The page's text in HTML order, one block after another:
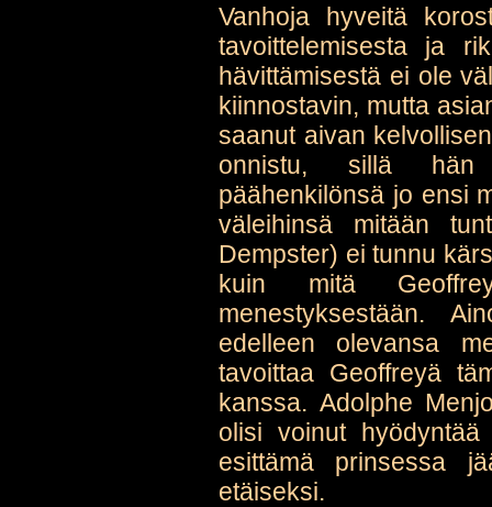
Vanhoja hyveitä
tavoittelemisesta ja
hävittämisestä ei ole
kiinnostavin, mutta
saanut aivan
onnistu, sillä hän
päähenkilönsä jo ensi
väleihinsä mitään
Dempster) ei tunnu
kuin mitä
menestyksestään.
edelleen olevansa
tavoittaa Geoffreyä
kanssa. Adolphe
olisi voinut
esittämä prinsessa
etäiseksi.